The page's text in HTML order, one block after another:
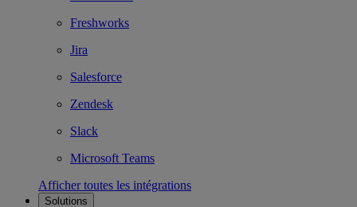
Freshworks
Jira
Salesforce
Zendesk
Slack
Microsoft Teams
Afficher toutes les intégrations
Solutions